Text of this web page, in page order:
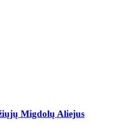
Migdolų Aliejus